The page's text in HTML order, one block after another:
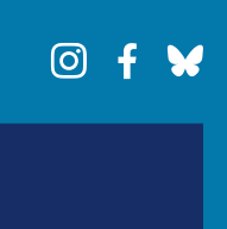
Instagram